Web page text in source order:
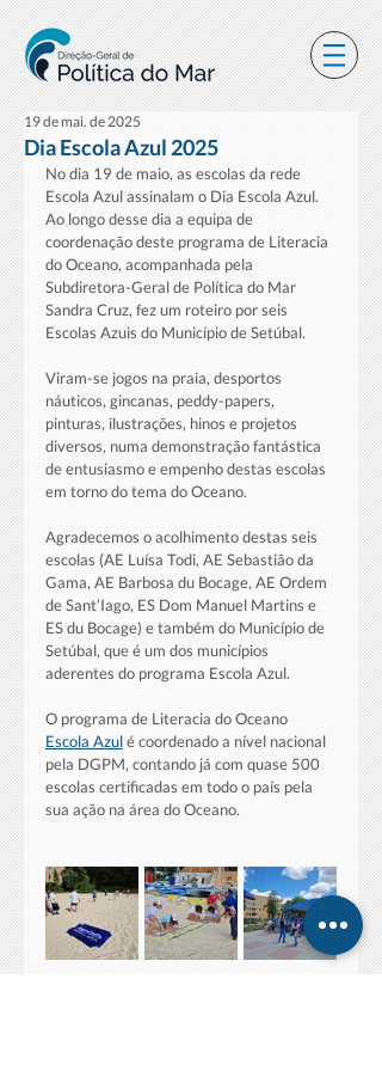
Dia Escola Azul 2025
19 de mai. de 2025
No dia 19 de maio, as escolas da rede
Escola Azul assinalam o Dia Escola Azul.
Ao longo desse dia a equipa de
coordenação deste programa de Literacia
do Oceano, acompanhada pela
Subdiretora-Geral de Política do Mar
Sandra Cruz, fez um roteiro por seis
Escolas Azuis do Município de Setúbal.
Viram-se jogos na praia, desportos
náuticos, gincanas, peddy-papers,
pinturas, ilustrações, hinos e projetos
diversos, numa demonstração fantástica
de entusiasmo e empenho destas escolas
em torno do tema do Oceano.
Agradecemos o acolhimento destas seis
escolas (AE Luísa Todi, AE Sebastião da
Gama, AE Barbosa du Bocage, AE Ordem
de Sant’Iago, ES Dom Manuel Martins e
ES du Bocage) e também do Município de
Setúbal, que é um dos municípios
aderentes do programa Escola Azul.
O programa de Literacia do Oceano
Escola Azul é coordenado a nível nacional
pela DGPM, contando já com quase 500
escolas certificadas em todo o país pela
sua ação na área do Oceano.